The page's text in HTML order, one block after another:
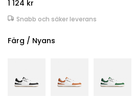
1 124 kr
Snabb och säker leverans
Färg / Nyans